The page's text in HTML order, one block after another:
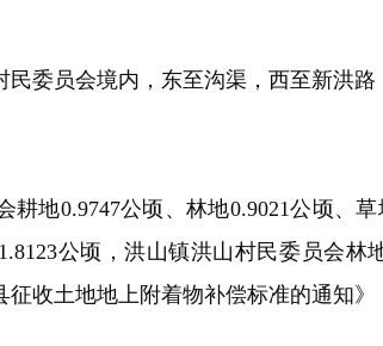
员会境内，东至沟渠，西至新洪路
0.9747公顷、林地0.9021公顷、草
公顷，洪山镇洪山村民委员会林
征收土地地上附着物补偿标准的通知》